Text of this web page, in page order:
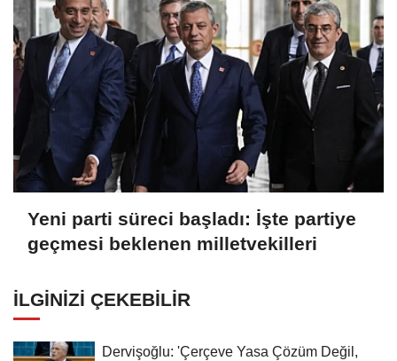
Yeni parti süreci başladı: İşte partiye
geçmesi beklenen milletvekilleri
İLGINIZI ÇEKEBILIR
Dervişoğlu: 'Çerçeve Yasa Çözüm Değil,